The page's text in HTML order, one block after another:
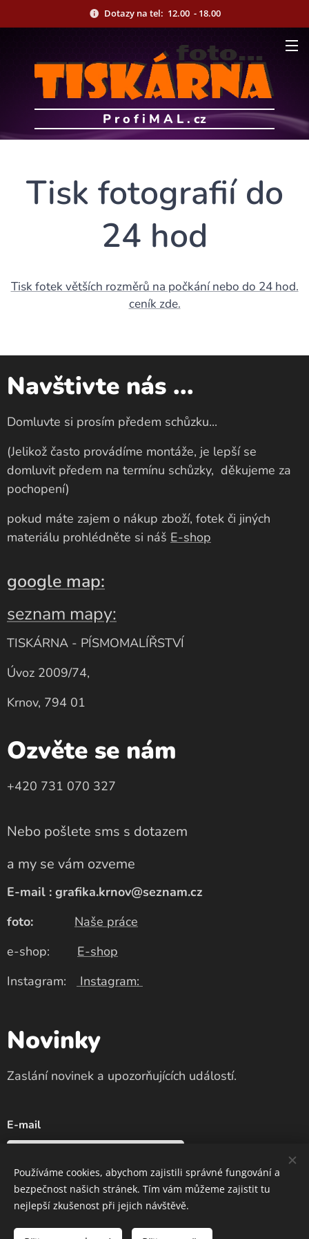
Dotazy na tel: 12.00 - 18.00
P r o f i M A L . cz
Tisk fotografií do
24 hod
Tisk fotek větších rozměrů na počkání nebo do 24 hod.
ceník zde.
Navštivte nás ...
Domluvte si prosím předem schůzku...
(Jelikož často provádíme montáže, je lepší se
domluvit předem na termínu schůzky, děkujeme za
pochopení)
pokud máte zajem o nákup zboží, fotek či jiných
materiálu prohlédněte si náš E-shop
google map:
seznam mapy:
TISKÁRNA - PÍSMOMALÍŘSTVÍ
Úvoz 2009/74,
Krnov, 794 01
Ozvěte se nám
+420 731 070 327
Nebo pošlete sms s dotazem
a my se vám ozveme
E-mail : grafika.krnov@seznam.cz
foto: Naše práce
e-shop: E-shop
Instagram:
Instagram:
Novinky
Zaslání novinek a upozorňujících událostí.
E-mail
Odeslat
Používáme cookies, abychom zajistili správné fungování a
bezpečnost našich stránek. Tím vám můžeme zajistit tu
nejlepší zkušenost při jejich návštěvě.